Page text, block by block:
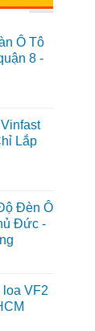
Ô Tô
8 -
Lắp
Đèn Ô
Đức -
VF2